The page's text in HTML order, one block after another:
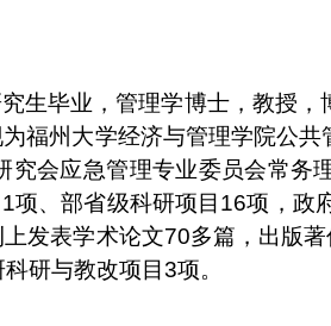
毕业，管理学博士，教授，
福州大学经济与管理学院公
会应急管理专业委员会常务
1项、部省级科研项目 16项，政
发表学术论文70多篇，出版著
研与教改项目 3项。